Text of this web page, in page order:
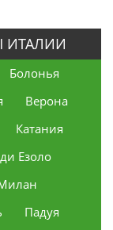
ИТАЛИИ
Болонья
Верона
Катания
Езоло
Падуя